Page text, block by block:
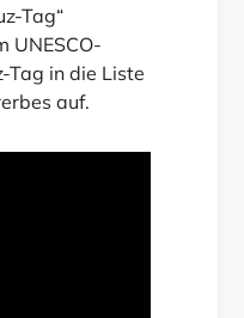
Tag“
UNESCO-
Tag in die Liste
auf.